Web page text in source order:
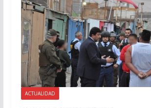
ACTUALIDAD